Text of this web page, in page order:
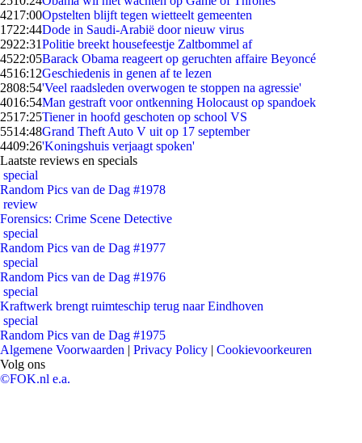
4217:00Opstelten blijft tegen wietteelt gemeenten
1722:44Dode in Saudi-Arabië door nieuw virus
2922:31Politie breekt housefeestje Zaltbommel af
4522:05Barack Obama reageert op geruchten affaire Beyoncé
4516:12Geschiedenis in genen af te lezen
2808:54'Veel raadsleden overwogen te stoppen na agressie'
4016:54Man gestraft voor ontkenning Holocaust op spandoek
2517:25Tiener in hoofd geschoten op school VS
5514:48Grand Theft Auto V uit op 17 september
4409:26'Koningshuis verjaagt spoken'
Laatste reviews en specials
special
Random Pics van de Dag #1978
review
Forensics: Crime Scene Detective
special
Random Pics van de Dag #1977
special
Random Pics van de Dag #1976
special
Kraftwerk brengt ruimteschip terug naar Eindhoven
special
Random Pics van de Dag #1975
Algemene Voorwaarden | Privacy Policy | Cookievoorkeuren
Volg ons
©FOK.nl e.a.